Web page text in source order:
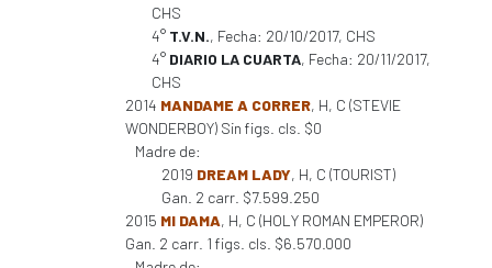
CHS
4° T.V.N., Fecha: 20/10/2017, CHS
4° DIARIO LA CUARTA, Fecha: 20/11/2017,
CHS
2014 MANDAME A CORRER, H, C (STEVIE
WONDERBOY) Sin figs. cls. $0
Madre de:
2019 DREAM LADY, H, C (TOURIST)
Gan. 2 carr. $7.599.250
2015 MI DAMA, H, C (HOLY ROMAN EMPEROR)
Gan. 2 carr. 1 figs. cls. $6.570.000